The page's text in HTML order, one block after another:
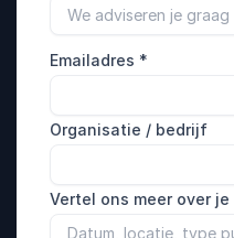
Emailadres *
Organisatie / bedrijf
Vertel ons meer over